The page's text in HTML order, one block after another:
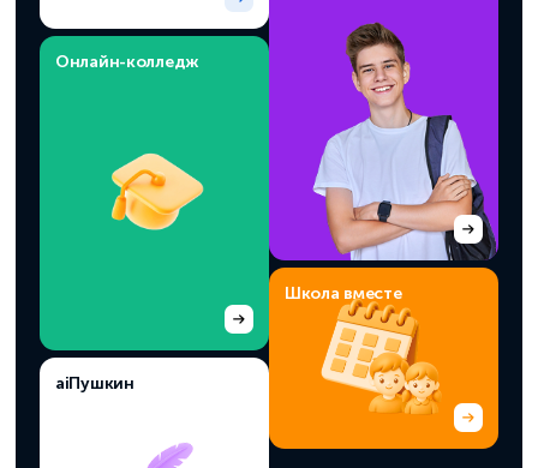
Онлайн-колледж
aiПушкин
Школа вместе